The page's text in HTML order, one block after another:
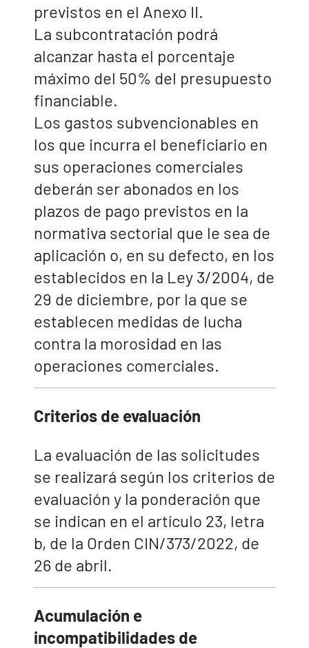
previstos en el Anexo II.
La subcontratación podrá
alcanzar hasta el porcentaje
máximo del 50% del presupuesto
financiable.
Los gastos subvencionables en
los que incurra el beneficiario en
sus operaciones comerciales
deberán ser abonados en los
plazos de pago previstos en la
normativa sectorial que le sea de
aplicación o, en su defecto, en los
establecidos en la Ley 3/2004, de
29 de diciembre, por la que se
establecen medidas de lucha
contra la morosidad en las
operaciones comerciales.
Criterios de evaluación
La evaluación de las solicitudes
se realizará según los criterios de
evaluación y la ponderación que
se indican en el artículo 23, letra
b, de la Orden CIN/373/2022, de
26 de abril.
Acumulación e
incompatibilidades de